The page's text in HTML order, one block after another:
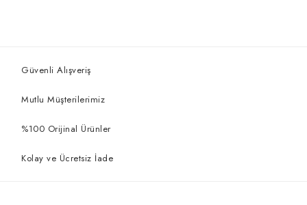
Güvenli Alışveriş
Mutlu Müşterilerimiz
%100 Orijinal Ürünler
Kolay ve Ücretsiz İade